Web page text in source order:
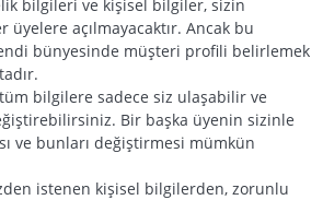
bilgileri ve kişisel bilgiler, sizin
üyelere açılmayacaktır. Ancak bu
bünyesinde müşteri profili belirlemek
bilgilere sadece siz ulaşabilir ve
Bir başka üyenin sizinle
ve bunları değiştirmesi mümkün
istenen kişisel bilgilerden, zorunlu